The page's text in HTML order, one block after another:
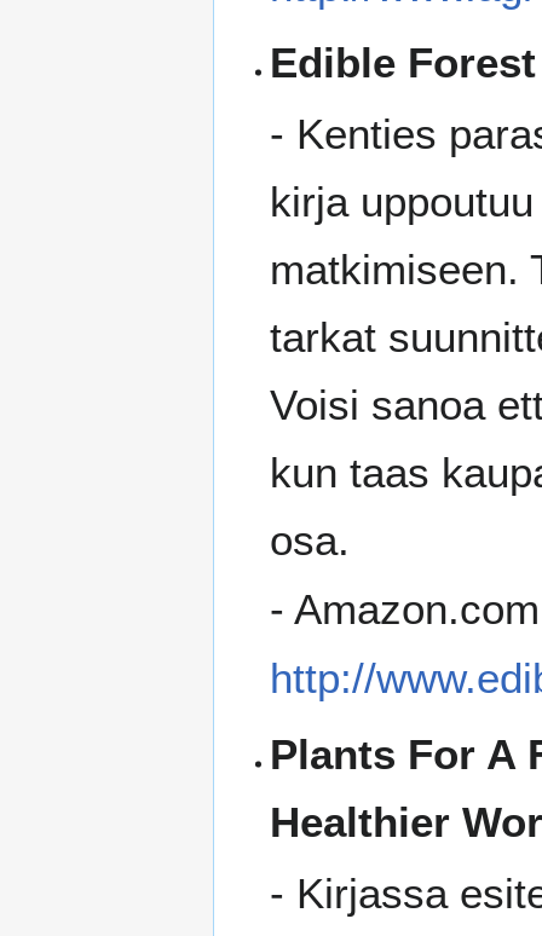
Edible
- Kenties
kirja
matkimiseen.
tarkat
Voisi sanoa
kun taas
osa.
-
http://
Plants For A
Healthier
- Kirjassa